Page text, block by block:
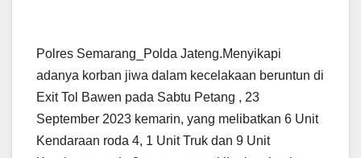
Polres Semarang_Polda Jateng.Menyikapi
adanya korban jiwa dalam kecelakaan beruntun di
Exit Tol Bawen pada Sabtu Petang , 23
September 2023 kemarin, yang melibatkan 6 Unit
Kendaraan roda 4, 1 Unit Truk dan 9 Unit